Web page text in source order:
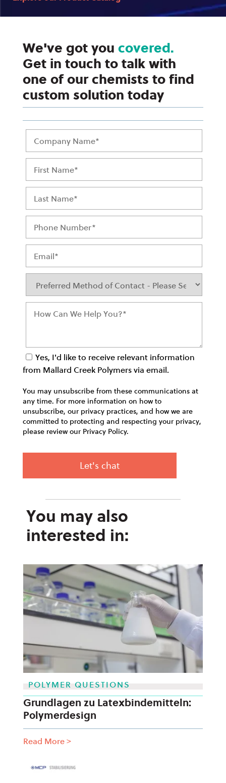
We've got you covered.
Get in touch to talk with
one of our chemists to find
custom solution today
Yes, I'd like to receive relevant information
from Mallard Creek Polymers via email.
You may unsubscribe from these communications at
any time. For more information on how to
unsubscribe, our privacy practices, and how we are
committed to protecting and respecting your privacy,
please review our Privacy Policy.
You may also
interested in:
POLYMER QUESTIONS
Grundlagen zu Latexbindemitteln:
Polymerdesign
Read More>